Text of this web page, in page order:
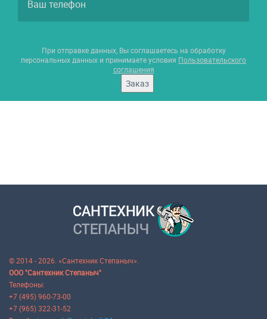
При отправке данных, Вы соглашаетесь на обработку
персональных данных и принимаете условия Пользовательского
соглашения
Заказ
© 2014 - 2026. «Сантехник Степаныч».
ООО "Сантехник Степаныч"
Телефоны:
+7 (495) 960-73-00
+7 (965) 322-31-52